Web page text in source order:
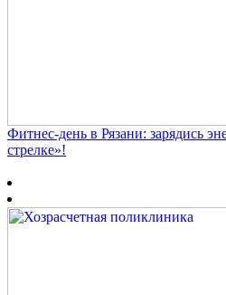
Фитнес‑день в Рязани: зарядись
стрелке»!